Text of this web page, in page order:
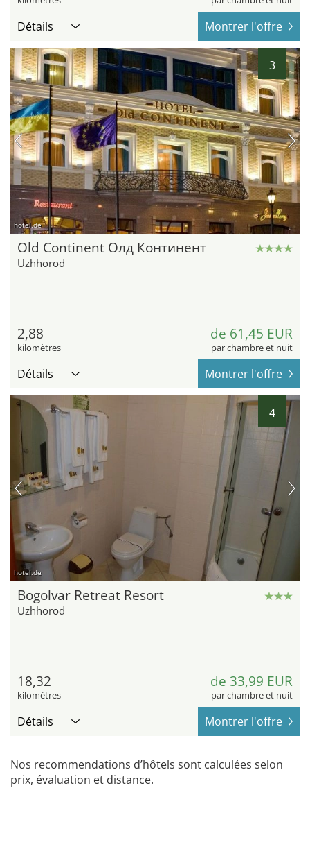
Détails Montrer l'offre
3
hotel.de
Old Continent Олд Континент
Uzhhorod
2,88
kilomètres
de 61,45 EUR
par chambre et nuit
Détails Montrer l'offre
4
hotel.de
Bogolvar Retreat Resort
Uzhhorod
18,32
kilomètres
de 33,99 EUR
par chambre et nuit
Détails Montrer l'offre
Nos recommendations d’hôtels sont calculées selon
prix, évaluation et distance.